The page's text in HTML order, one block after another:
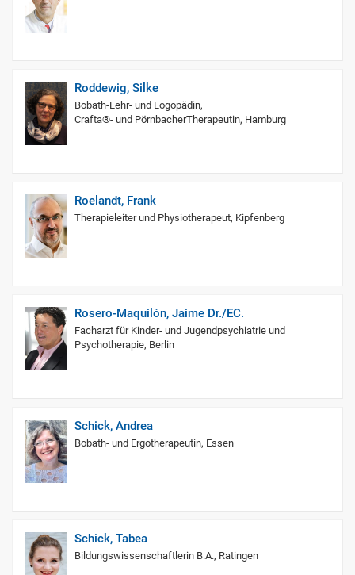
Roddewig, Silke
Bobath-Lehr- und Logopädin,
Crafta®- und PörnbacherTherapeutin, Hamburg
Roelandt, Frank
Therapieleiter und Physiotherapeut, Kipfenberg
Rosero-Maquilón, Jaime Dr./EC.
Facharzt für Kinder- und Jugendpsychiatrie und
Psychotherapie, Berlin
Schick, Andrea
Bobath- und Ergotherapeutin, Essen
Schick, Tabea
Bildungswissenschaftlerin B.A., Ratingen